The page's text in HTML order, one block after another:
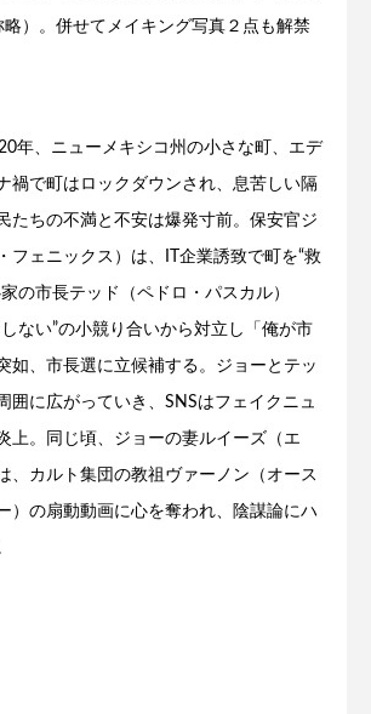
）。併せてメイキング写真２点も解禁
年、ニューメキシコ州の小さな町、エデ
禍で町はロックダウンされ、息苦しい隔
たちの不満と不安は爆発寸前。保安官ジ
フェニックス）は、IT企業誘致で町を“救
の市長テッド（ペドロ・パスカル）
ない”の小競り合いから対立し「俺が市
如、市長選に立候補する。ジョーとテッ
囲に広がっていき、SNSはフェイクニュ
上。同じ頃、ジョーの妻ルイーズ（エ
、カルト集団の教祖ヴァーノン（オース
）の扇動動画に心を奪われ、陰謀論にハ